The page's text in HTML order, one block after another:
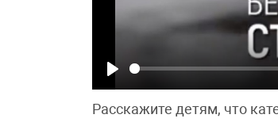
Расскажите детям, что